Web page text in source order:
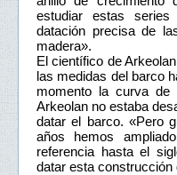
estudiar estas
datación precisa de
madera».
El científico de
las medidas del barco
momento la curva de
Arkeolan no estaba
datar el barco. «Pero
años hemos
referencia hasta el
datar esta construcción